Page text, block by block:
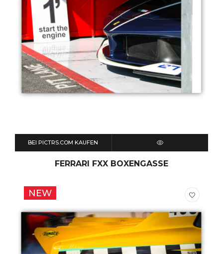
BEI PICTRS.COM KAUFEN
QUICK VIEW
FERRARI FXX BOXENGASSE
NEW